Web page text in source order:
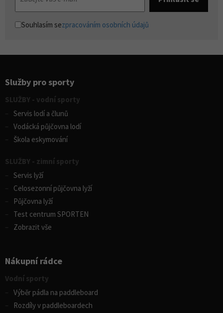
Souhlasím sezpracováním osobních údajů
Služby pro sporty
SLUŽBY - vodní sporty
Servis lodí a člunů
Vodácká půjčovna lodí
Škola eskymování
SLUŽBY - zimní sporty
Servis lyží
Celosezonní půjčovna lyží
Půjčovna lyží
Test centrum SPORTEN
Zobrazit vše
Nákupní rádce
Vodní sporty
Výběr pádla na paddleboard
Rozdíly v paddleboardech